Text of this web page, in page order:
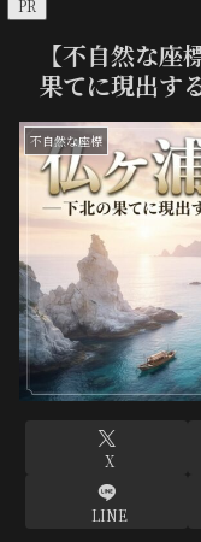
PR
【不自然な
果てに現出す
不自然な座標
X
LINE